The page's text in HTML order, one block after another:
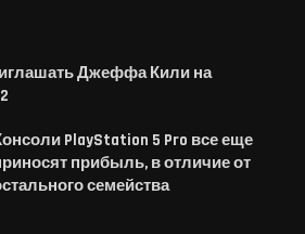
Джеффа Кили на
PlayStation 5 Pro все еще
прибыль, в отличие от
семейства